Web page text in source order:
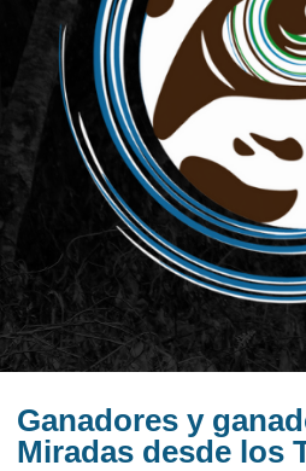
Ganadores y
Miradas desde los